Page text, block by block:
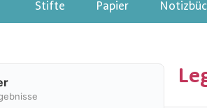
Stifte Papier